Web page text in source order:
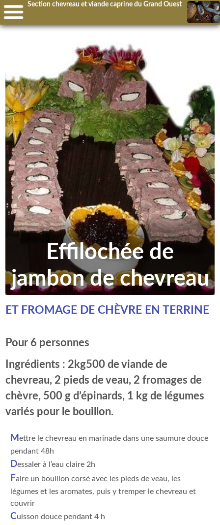
Section chevreau et viande caprine du Grand Ouest
Effilochée de
jambon de chevreau
ET FROMAGE DE CHÈVRE EN TERRINE
Pour 6 personnes
Ingrédients : 2kg500 de viande de
chevreau, 2 pieds de veau, 2 fromages de
chèvre, 500 g d’épinards, 1 kg de légumes
variés pour le bouillon.
Mettre le chevreau en marinade dans une saumure douce
pendant 48h
Dessaler à l’eau claire 2h
Faire un bouillon corsé avec les pieds de veau, les
légumes et les aromates, puis y tremper le chevreau et
couvrir
Cuisson douce pendant 4 h